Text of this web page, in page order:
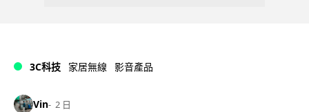
3C科技 家居無線 影音產品
Vin 2 日